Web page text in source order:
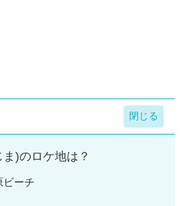
)のロケ地は？
ーチ